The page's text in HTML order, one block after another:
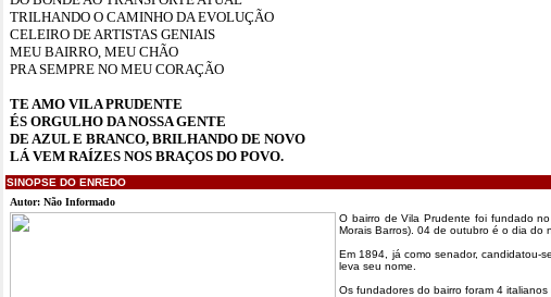
TRILHANDO O CAMINHO DA EVOLUÇÃO
CELEIRO DE ARTISTAS GENIAIS
MEU BAIRRO, MEU CHÃO
PRA SEMPRE NO MEU CORAÇÃO
TE AMO VILA PRUDENTE
ÉS ORGULHO DA NOSSA GENTE
DE AZUL E BRANCO, BRILHANDO DE NOVO
LÁ VEM RAÍZES NOS BRAÇOS DO POVO.
SINOPSE DO ENREDO
Autor: Não Informado
O bairro de Vila Prudente foi fundado
Morais Barros). 04 de outubro é o dia do
Em 1894, já como senador, candidatou-
leva seu nome.
Os fundadores do bairro foram 4